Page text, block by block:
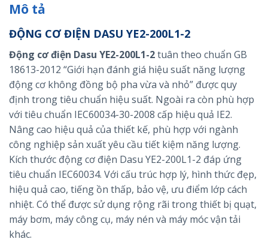
Mô tả
ĐỘNG CƠ ĐIỆN DASU YE2-200L1-2
Động cơ điện Dasu YE2-200L1-2tuân theo chuẩn GB
18613-2012 “Giới hạn đánh giá hiệu suất năng lượng
động cơ không đồng bộ pha vừa và nhỏ” được quy
định trong tiêu chuẩn hiệu suất. Ngoài ra còn phù hợp
với tiêu chuẩn IEC60034-30-2008 cấp hiệu quả IE2.
Nâng cao hiệu quả của thiết kế, phù hợp với ngành
công nghiệp sản xuất yêu cầu tiết kiệm năng lượng.
Kích thước động cơ điện Dasu YE2-200L1-2 đáp ứng
tiêu chuẩn IEC60034. Với cấu trúc hợp lý, hình thức đẹp,
hiệu quả cao, tiếng ồn thấp, bảo vệ, ưu điểm lớp cách
nhiệt. Có thể được sử dụng rộng rãi trong thiết bị quạt,
máy bơm, máy công cụ, máy nén và máy móc vận tải
khác.